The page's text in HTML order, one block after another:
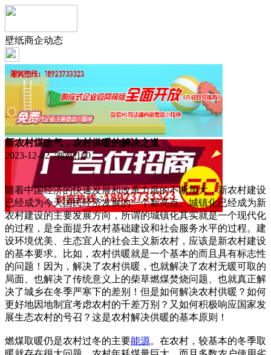
壁纸商企动态
新农村煤改气，农村供暖的解决之道
2023-12-02 浏览:160
随着中国经济的快速发展和改革力度的不断加大，新农村建设
已经成为今天国民经济发展的一个新亮点。城镇化已经成为新
农村建设的主要发展方向，所谓的城镇化其实就是一个现代化
的过程，是全面提升农村基础建设和社会服务水平的过程。建
设环境优美、生态宜人的社会主义新农村，应该是新农村建设
的基本要求。比如，农村供暖就是一个基本的而且具有标志性
的问题！因为，解决了农村供暖，也就解决了农村无暖可取的
局面、也解决了传统意义上的柴草燃煤焚烧问题、也就真正解
决了城乡在冬季严寒下的差别！但是如何解决农村供暖？如何
更好地因地制宜考虑农村的千差万别？又如何积极响应国家发
展生态农村的号召？这是农村解决供暖的基本原则！
燃煤取暖仍是农村过冬的主要能源。在农村，较基本的冬季取